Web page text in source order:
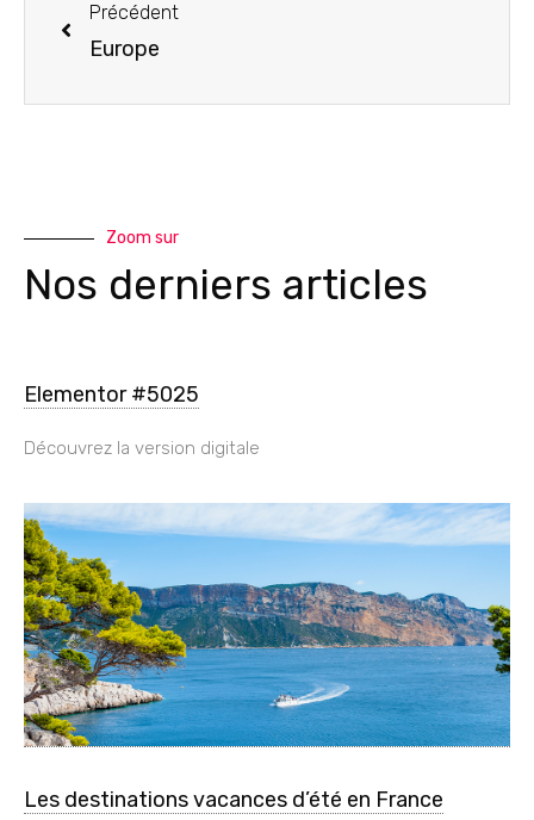
Précédent
Europe
Zoom sur
Nos derniers articles
Elementor #5025
Découvrez la version digitale
Les destinations vacances d’été en France